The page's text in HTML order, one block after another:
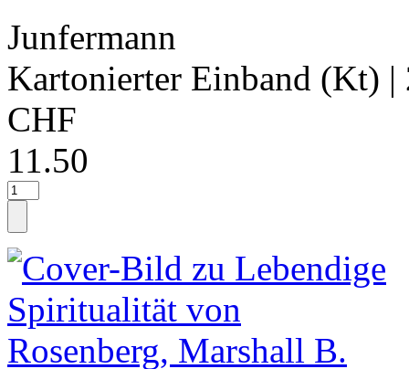
Junfermann
Kartonierter Einband (Kt) |
CHF
11.50